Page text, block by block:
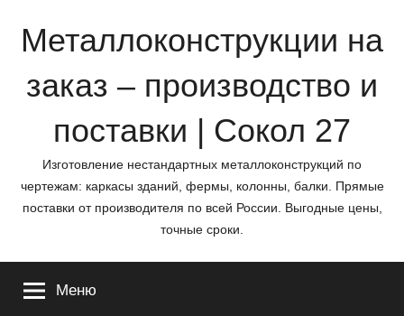
Металлоконструкции на
заказ – производство и
поставки | Сокол 27
Изготовление нестандартных металлоконструкций по
чертежам: каркасы зданий, фермы, колонны, балки. Прямые
поставки от производителя по всей России. Выгодные цены,
точные сроки.
Меню